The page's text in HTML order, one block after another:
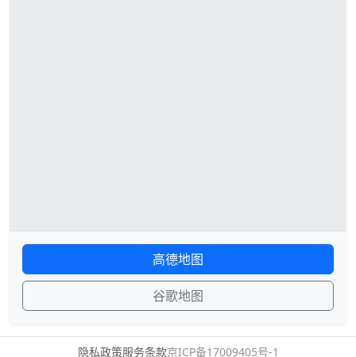
高德地图
谷歌地图
隐私政策服务条款京ICP备17009405号-1